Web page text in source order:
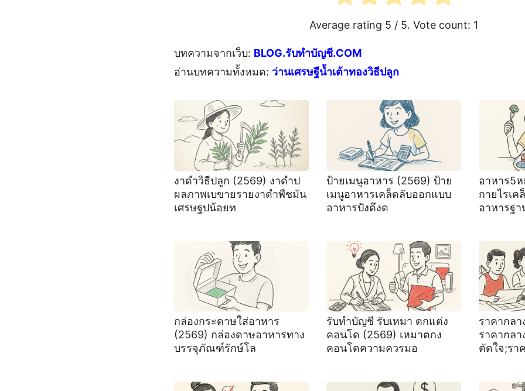
Average rating 5 / 5. Vote count: 1
บทความจากเว็บ: BLOG.รับทำบัญชี.COM
อ่านบทความทั้งหมด: ว่านเศรษฐีน้ำเต้าทองวิธีปลูก
งาดําวิธีปลูก (2569) งาดำป
ผลภาพเบขายรายงาดำพืชมัน
เศรษฐปน้อยท
ป้ายเมนูอาหาร (2569) ป้าย
เมนูอาหารเคล็ดลับออกแบบ
อาหารปังดึงด
อาหาร5
กายไรเ
อาหารฐ
กล่องกระดาษใส่อาหาร
(2569) กล่องดาษอาหารทาง
บรรจุภัณฑ์รักษ์โล
รับทำบัญชี รับเหมา ตกแต่ง
คอนโด (2569) เหมาตกง
คอนโดความควรมอ
ราคากล
ราคากลา
ตัดใจ;รา